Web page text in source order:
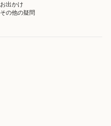
お出かけ
その他の疑問